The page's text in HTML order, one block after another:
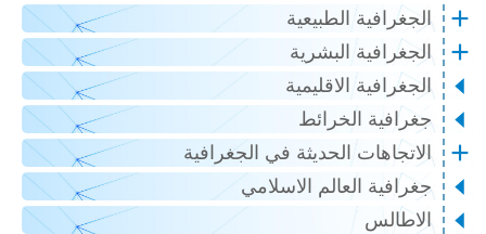
الجغرافية الطبيعية
الجغرافية البشرية
الجغرافية الاقليمية
جغرافية الخرائط
الاتجاهات الحديثة في الجغرافية
جغرافية العالم الاسلامي
الاطالس